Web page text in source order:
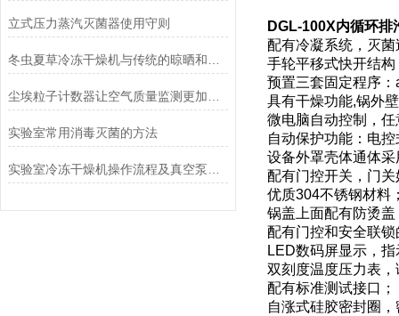
立式压力蒸汽灭菌器使用守则
实验室常用消毒灭菌的方法
DGL-100X内循环
配有冷凝系统，灭
手轮平移式快开结构
预置三套固定程序
具有干燥功能,锅外
微电脑自动控制，
自动保护功能：电
设备外罩壳体通体
配有门控开关，门
优质304不锈钢材料
锅盖上面配有防烫
配有门控和安全联
LED数码屏显示，
双刻度温度压力表
配有标准测试接口；
自涨式硅胶密封圈